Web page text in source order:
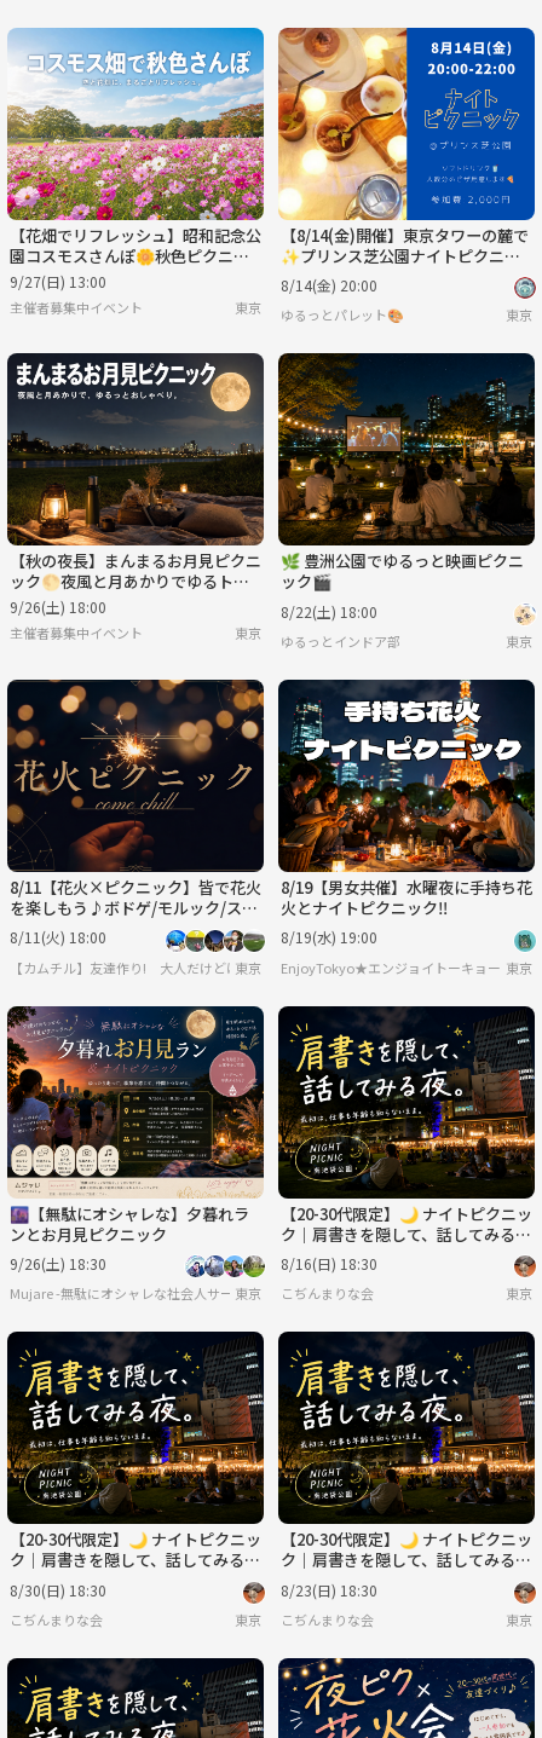
【花畑でリフレッシュ】昭和記念公
園コスモスさんぽ🌼秋色ピクニッ
ク
9/27(日) 13:00
主催者募集中イベント 東京
【8/14(金)開催】東京タワーの麓で
✨プリンス芝公園ナイトピクニッ
ク！20～30代中心・夜景×芝生で
非日常体験🌙
8/14(金) 20:00
ゆるっとパレット🎨 東京
【秋の夜長】まんまるお月見ピクニ
ック🌕夜風と月あかりでゆるトー
ク
9/26(土) 18:00
主催者募集中イベント 東京
🌿 豊洲公園でゆるっと映画ピクニ
ック🎬
8/22(土) 18:00
ゆるっとインドア部 東京
8/11【花火×ピクニック】皆で花火
を楽しもう♪ボドゲ/モルック/スパ
ボもあるよ！＠大塚/池袋【第1267
回】
8/11(火) 18:00
【カムチル】友達作り! 大人だけどはしゃぎたい ～カムバックチルドレン～ 【累計参
東京
8/19【男女共催】水曜夜に手持ち花
火とナイトピクニック‼️
8/19(水) 19:00
EnjoyTokyo★エンジョイトーキョー 〜
東京
🌆【無駄にオシャレな】夕暮れラ
ンとお月見ピクニック
9/26(土) 18:30
Mujare -無駄にオシャレな社会人サークル-
東京
【20-30代限定】🌙 ナイトピクニッ
ク｜肩書きを隠して、話してみる会
🌿
8/16(日) 18:30
こぢんまりな会 東京
【20-30代限定】🌙 ナイトピクニッ
ク｜肩書きを隠して、話してみる会
🌿
8/30(日) 18:30
こぢんまりな会 東京
【20-30代限定】🌙 ナイトピクニッ
ク｜肩書きを隠して、話してみる会
🌿
8/23(日) 18:30
こぢんまりな会 東京